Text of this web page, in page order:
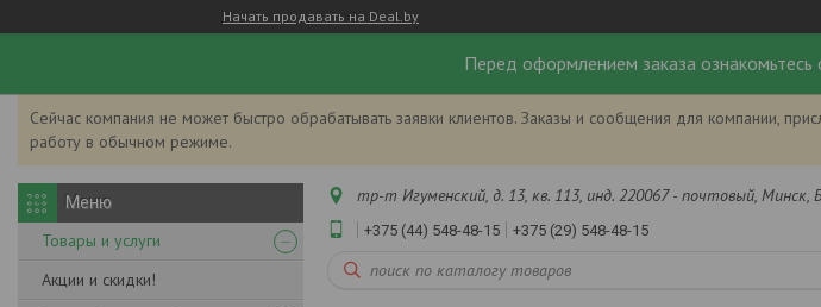
Начать продавать на Deal.by
Перед оформлением заказа
Сейчас компания не может быстро обрабатывать заявки клиентов. Заказы и сообщения для компании,
работу в обычном режиме.
Товары и услуги
Акции и скидки!
тр-т Игуменский, д. 13, кв. 113, инд. 220067 - почтовый, Минск,
+375 (44) 548-48-15 +375 (29) 548-48-15